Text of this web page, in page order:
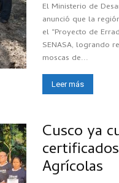
El Ministerio de
anunció que la
el “Proyecto de
SENASA, logrando
moscas de...
Leer más
Cusco ya
Agrícolas